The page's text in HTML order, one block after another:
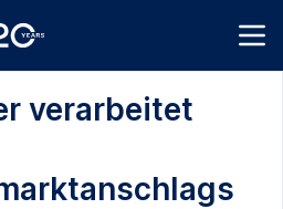
verarbeitet